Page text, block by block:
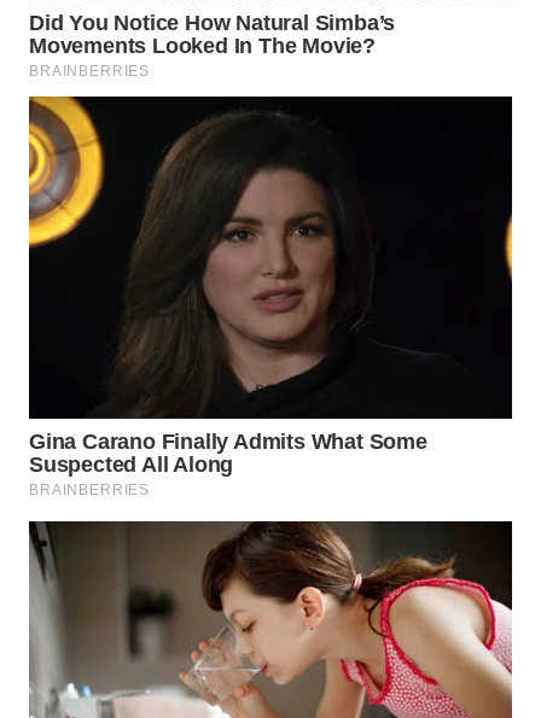
WN
KUNINGAN
WN
MAJALENGKA
WN
SUBANG
PURWAKARTA
WN
PRIANGAN
TIMUR
WN
SOLO